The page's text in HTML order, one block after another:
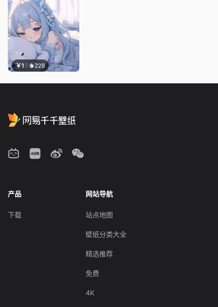
￥1 228
产品
下载
网站导航
站点地图
壁纸分类大全
精选推荐
免费
4K